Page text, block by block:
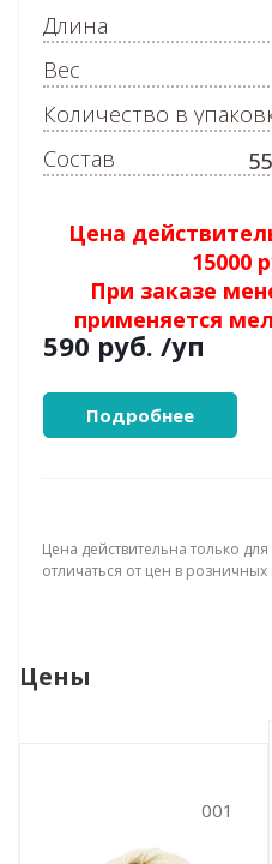
Цена
15000
При заказе
применяется
590 руб. /уп
Подробнее
Длина
Вес
Количество в
Состав
Цена действительна только
отличаться от цен в
Цены
001